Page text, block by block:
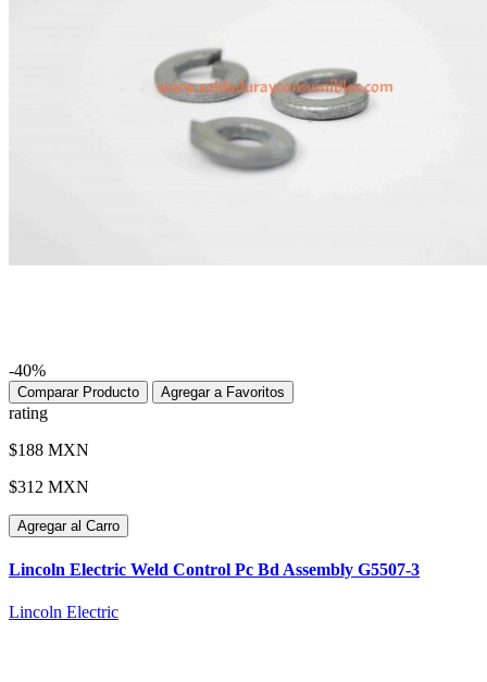
-40%
Comparar Producto Agregar a Favoritos
rating
$188 MXN
$312 MXN
Agregar al Carro
Lincoln Electric Weld Control Pc Bd Assembly G5507-3
Lincoln Electric